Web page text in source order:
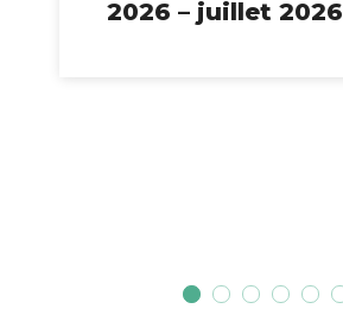
2026 – juillet 2026